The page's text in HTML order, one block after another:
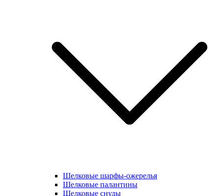
Шелковые шарфы-ожерелья
Шелковые палантины
Шелковые снуды